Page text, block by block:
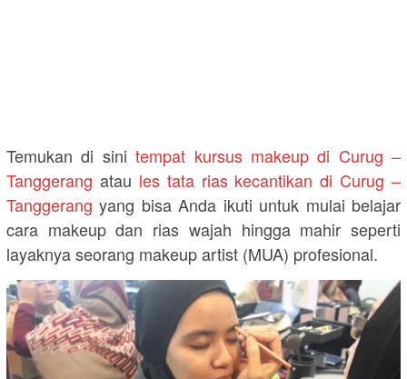
Temukan di sinitempat kursus makeup di Curug –
Tanggerang atau les tata rias kecantikan di Curug –
Tanggerang yang bisa Anda ikuti untuk mulai belajar
cara makeup dan rias wajah hingga mahir seperti
layaknya seorang makeup artist (MUA) profesional.